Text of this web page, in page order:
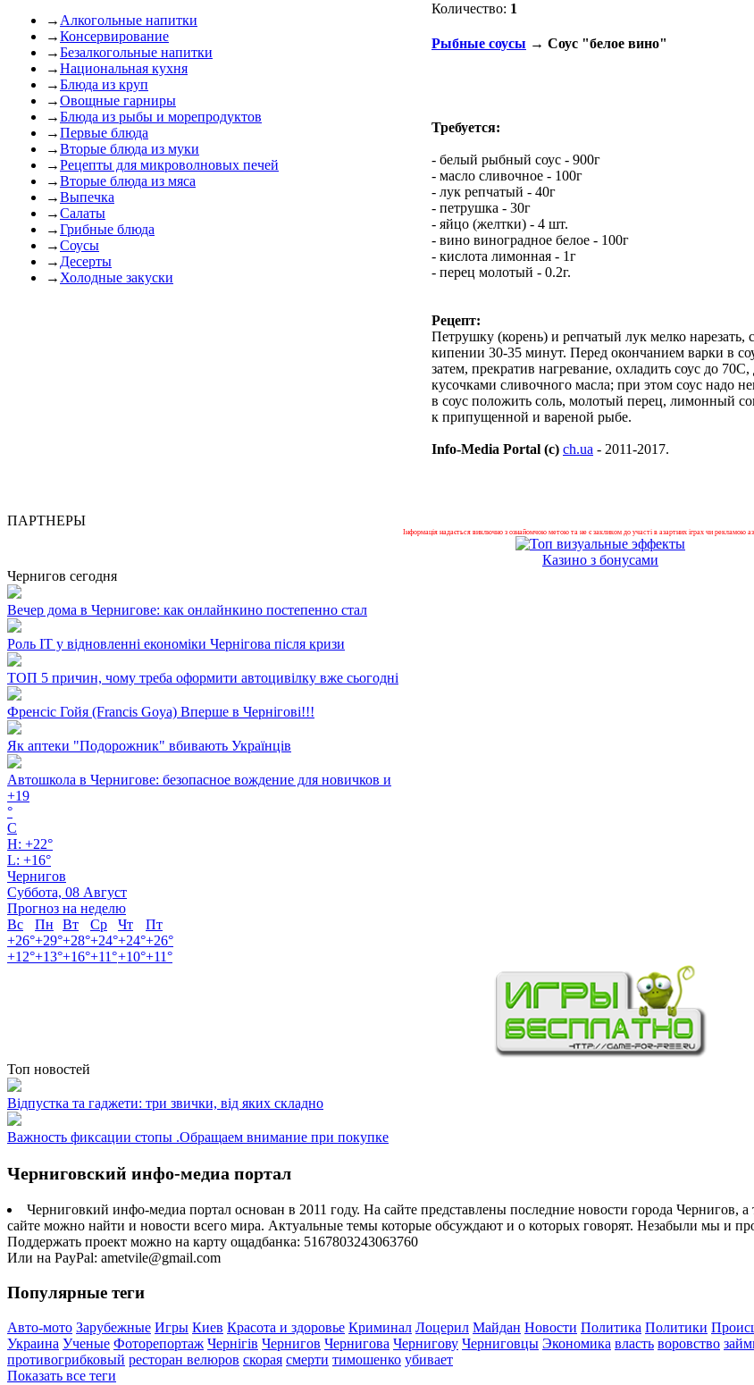
→ Алкогольные напитки
→Консервирование
→Безалкогольные напитки
→Национальная кухня
→Блюда из круп
→Овощные гарниры
→Блюда из рыбы и морепродуктов
→Первые блюда
→Вторые блюда из муки
→Рецепты для микроволновых печей
→Вторые блюда из мяса
→Выпечка
→Салаты
→Грибные блюда
→Соусы
→ Десерты
→ Холодные закуски
Количество: 1
Рыбные соусы → Соус "белое вино"
Требуется:
- белый рыбный соус - 900г
- масло сливочное - 100г
- лук репчатый - 40г
- петрушка - 30г
- яйцо (желтки) - 4 шт.
- вино виноградное белое - 100г
- кислота лимонная - 1г
- перец молотый - 0.2г.
Рецепт:
Петрушку (корень) и репчатый лук мелко
кипении 30-35 минут. Перед окончанием варки в
затем, прекратив нагревание, охладить соус до
кусочками сливочного масла; при этом соус надо
в соус положить соль, молотый перец, лимонный
к припущенной и вареной рыбе.
Info-Media Portal (c) ch.ua - 2011-2017.
ПАРТНЕРЫ
Інформація надається виключно з ознайомчою метою та не є закликом до участі в азартних іграх чи рекламою
Казино з бонусами
Чернигов сегодня
Вечер дома в Чернигове: как онлайнкино постепенно стал
Роль ІТ у відновленні економіки Чернігова після кризи
ТОП 5 причин, чому треба оформити автоцивілку вже сьогодні
Френсіс Гойя (Francis Goya) Вперше в Чернігові!!!
Як аптеки "Подорожник" вбивають Українців
Автошкола в Чернигове: безопасное вождение для новичков и
+19
°
C
H: +22°
L: +16°
Чернигов
Суббота, 08 Август
Прогноз на неделю
Вс
Пн Вт Ср Чт
Пт
+26°+29°+28°+24°+24°+26°
+12°+13°+16°+11°+10°+11°
Топ новостей
Відпустка та гаджети: три звички, від яких складно
Важность фиксации стопы .Обращаем внимание при покупке
Черниговский инфо-медиа портал
Черниговкий инфо-медиа портал основан в 2011 году. На сайте представлены последние новости города
сайте можно найти и новости всего мира. Актуальные темы которые обсуждают и о которых говорят. Незабыли мы и
Поддержать проект можно на карту ощадбанка: 5167803243063760
Или на PayPal: ametvile@gmail.com
Популярные теги
Авто-мото Зарубежные Игры Киев Красота и здоровье Криминал Лоцерил Майдан Новости Политика Политики
Украина Ученые Фоторепортаж Чернігів Чернигов Чернигова Чернигову Черниговцы Экономика власть воровство
противогрибковый ресторан велюров скорая смерти тимошенко убивает
Показать все теги